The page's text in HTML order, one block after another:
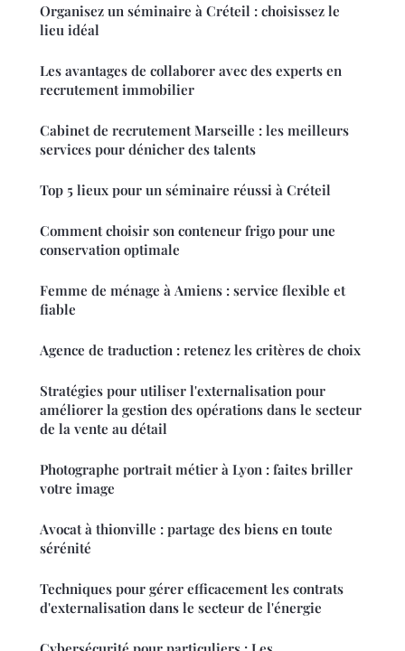
Organisez un séminaire à Créteil : choisissez le
lieu idéal
Les avantages de collaborer avec des experts en
recrutement immobilier
Cabinet de recrutement Marseille : les meilleurs
services pour dénicher des talents
Top 5 lieux pour un séminaire réussi à Créteil
Comment choisir son conteneur frigo pour une
conservation optimale
Femme de ménage à Amiens : service flexible et
fiable
Agence de traduction : retenez les critères de choix
Stratégies pour utiliser l'externalisation pour
améliorer la gestion des opérations dans le secteur
de la vente au détail
Photographe portrait métier à Lyon : faites briller
votre image
Avocat à thionville : partage des biens en toute
sérénité
Techniques pour gérer efficacement les contrats
d'externalisation dans le secteur de l'énergie